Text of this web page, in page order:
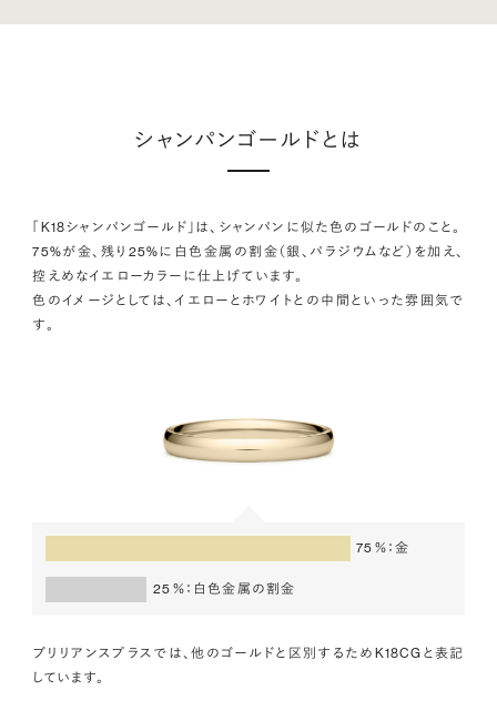
シャンパンゴールドとは
「K18シャンパンゴールド」は、シャンパンに似た色のゴールドのこと。
75%が金、残り25%に白色金属の割金（銀、パラジウムなど）を加え、
控えめなイエローカラーに仕上げています。
色のイメージとしては、イエローとホワイトとの中間といった雰囲気で
す。
75％ 金
25％ 白色金属の割金
ブリリアンスプラスでは、他のゴールドと区別するためK18CGと表記
しています。